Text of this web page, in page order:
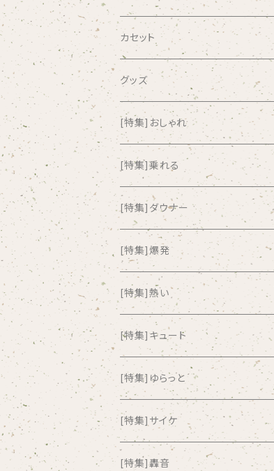
AIRCRAFT
airlie
AKUTAGAWA FANCLUB
ALKASILKA
all about paradise
ALL ITEM 10 TIMES
Amia Calva
Amsterdamned
ANYO
And Summer Club
anticlockwise
カセット
グッズ
[特集]おしゃれ
[特集]乗れる
[特集]ダウナー
[特集]爆発
[特集]熱い
[特集]キュート
[特集]ゆらっと
[特集]サイケ
[特集]轟音